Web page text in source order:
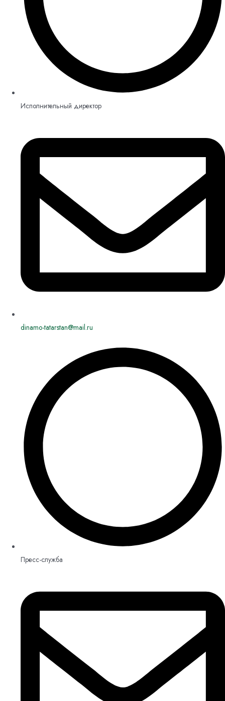
Исполнительный директор
dinamo-tatarstan@mail.ru
Пресс-служба